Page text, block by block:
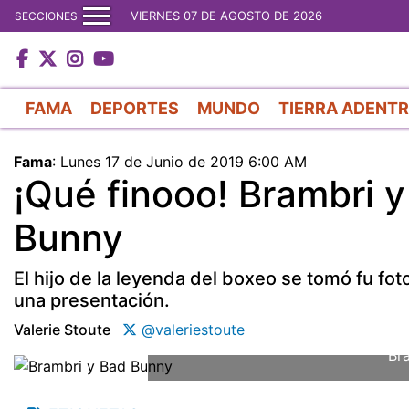
SECCIONES VIERNES 07 DE AGOSTO DE 2026
FAMA DEPORTES MUNDO TIERRA
Fama: Lunes 17 de Junio de 2019 6:00 AM
¡Qué finooo! Brambri
Bunny
El hijo de la leyenda del boxeo se tomó fu
una presentación.
Valerie Stoute
@valeriestoute